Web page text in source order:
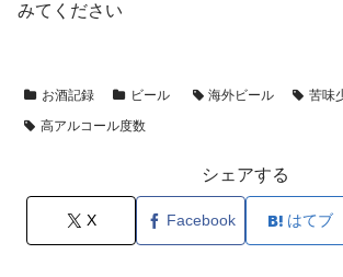
みてください
お酒記録 ビール 海外ビール
苦味
高アルコール度数
シェアする
X Facebook はてブ